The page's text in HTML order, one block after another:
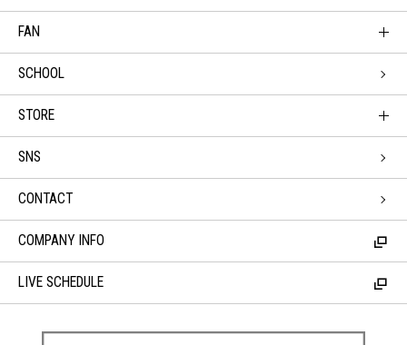
FAN
SCHOOL
STORE
SNS
CONTACT
COMPANY INFO
LIVE SCHEDULE